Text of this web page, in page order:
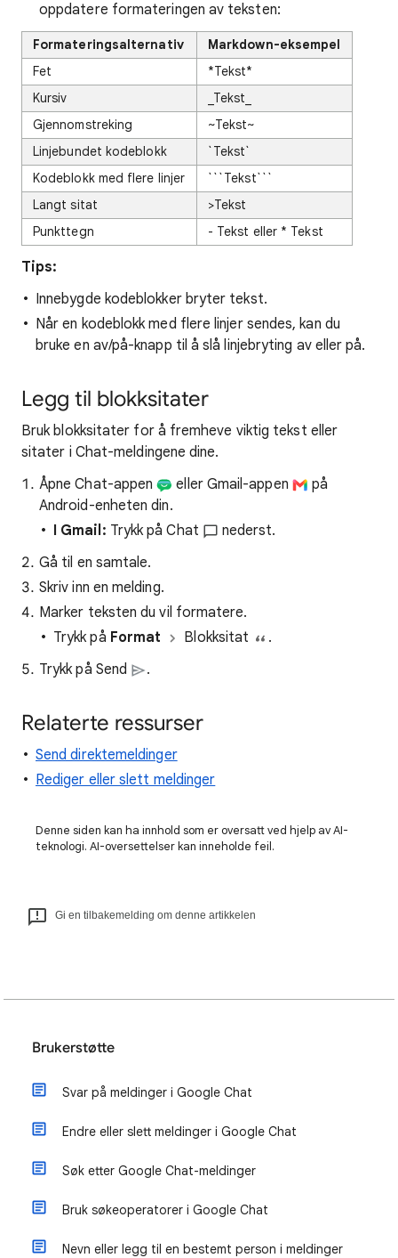
oppdatere formateringen av teksten:
Formateringsalternativ
Markdown-eksempel
Fet
*Tekst*
Kursiv
_Tekst_
Gjennomstreking
~Tekst~
Linjebundet kodeblokk
`Tekst`
Kodeblokk med flere linjer
```Tekst```
Langt sitat
>Tekst
Punkttegn
- Tekst eller * Tekst
Tips:
Innebygde kodeblokker bryter tekst.
Når en kodeblokk med flere linjer sendes, kan du
bruke en av/på-knapp til å slå linjebryting av eller på.
Legg til blokksitater
Bruk blokksitater for å fremheve viktig tekst eller
sitater i Chat-meldingene dine.
Åpne Chat-appen
eller Gmail-appen
på
Android-enheten din.
I Gmail: Trykk på Chat
nederst.
Gå til en samtale.
Skriv inn en melding.
Marker teksten du vil formatere.
Trykk på Format Blokksitat
.
Trykk på Send
.
Relaterte ressurser
Send direktemeldinger
Rediger eller slett meldinger
Denne siden kan ha innhold som er oversatt ved hjelp av AI-
teknologi. AI-oversettelser kan inneholde feil.
Gi en tilbakemelding om denne artikkelen
Brukerstøtte
Svar på meldinger i Google Chat
Endre eller slett meldinger i Google Chat
Søk etter Google Chat-meldinger
Bruk søkeoperatorer i Google Chat
Nevn eller legg til en bestemt person i meldinger